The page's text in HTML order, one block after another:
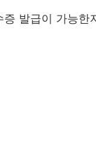
발급이 가능한